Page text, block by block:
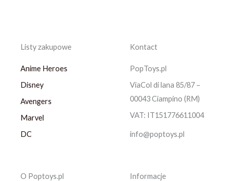
Listy zakupowe
Anime Heroes
Disney
Avengers
Marvel
DC
Kontact
PopToys.pl
ViaCol di lana 85/87 –
00043 Ciampino (RM)
VAT: IT151776611004
info@poptoys.pl
O Poptoys.pl Informacje